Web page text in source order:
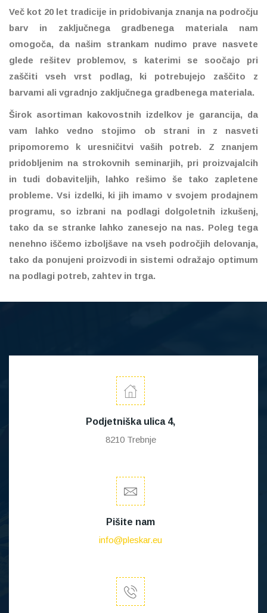
Več kot 20 let tradicije in pridobivanja znanja na področju
barv in zaključnega gradbenega materiala nam
omogoča, da našim strankam nudimo prave nasvete
glede rešitev problemov, s katerimi se soočajo pri
zaščiti vseh vrst podlag, ki potrebujejo zaščito z
barvami ali vgradnjo zaključnega gradbenega materiala.
Širok asortiman kakovostnih izdelkov je garancija, da
vam lahko vedno stojimo ob strani in z nasveti
pripomoremo k uresničitvi vaših potreb. Z znanjem
pridobljenim na strokovnih seminarjih, pri proizvajalcih
in tudi dobaviteljih, lahko rešimo še tako zapletene
probleme. Vsi izdelki, ki jih imamo v svojem prodajnem
programu, so izbrani na podlagi dolgoletnih izkušenj,
tako da se stranke lahko zanesejo na nas. Poleg tega
nenehno iščemo izboljšave na vseh področjih delovanja,
tako da ponujeni proizvodi in sistemi odražajo optimum
na podlagi potreb, zahtev in trga.
Podjetniška ulica 4,
8210 Trebnje
Pišite nam
info@pleskar.eu